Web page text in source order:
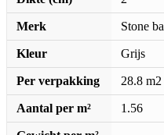
Merk Stone
Kleur Grijs
Per verpakking 28.8 m2
Aantal per m² 1.56